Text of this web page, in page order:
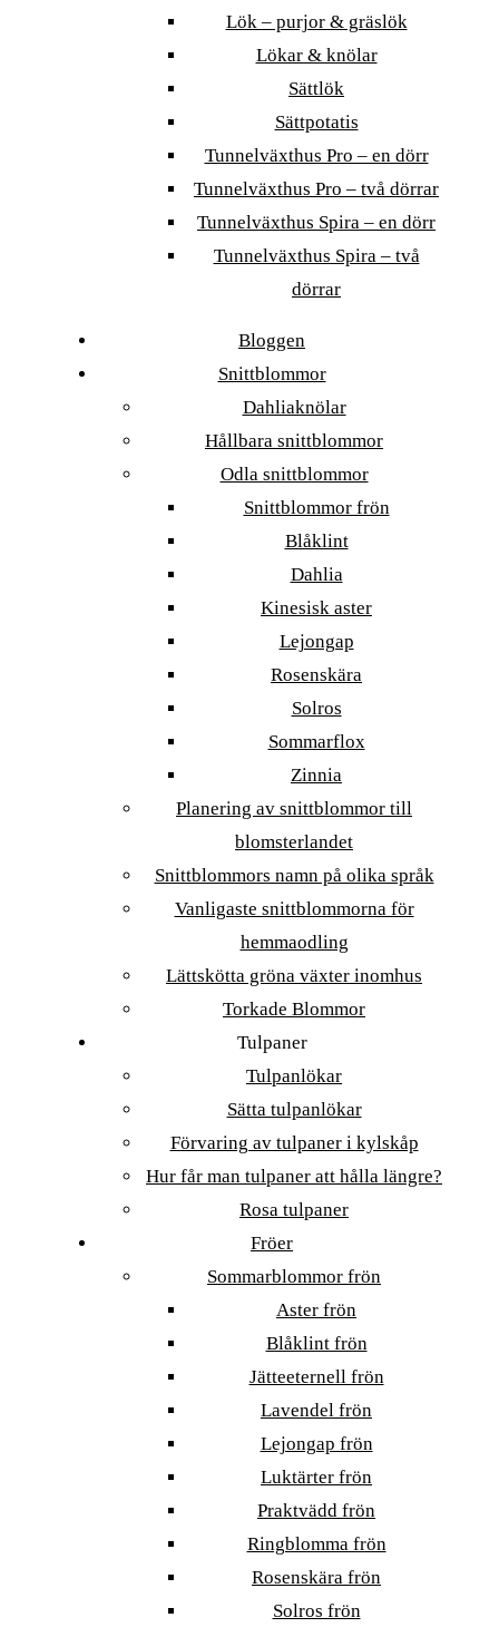
Lök – purjor & gräslök
Lökar & knölar
Sättlök
Sättpotatis
Tunnelväxthus Pro – en dörr
Tunnelväxthus Pro – två dörrar
Tunnelväxthus Spira – en dörr
Tunnelväxthus Spira – två
dörrar
Bloggen
Snittblommor
Dahliaknölar
Hållbara snittblommor
Odla snittblommor
Snittblommor frön
Blåklint
Dahlia
Kinesisk aster
Lejongap
Rosenskära
Solros
Sommarflox
Zinnia
Planering av snittblommor till
blomsterlandet
Snittblommors namn på olika språk
Vanligaste snittblommorna för
hemmaodling
Lättskötta gröna växter inomhus
Torkade Blommor
Tulpaner
Tulpanlökar
Sätta tulpanlökar
Förvaring av tulpaner i kylskåp
Hur får man tulpaner att hålla längre?
Rosa tulpaner
Fröer
Sommarblommor frön
Aster frön
Blåklint frön
Jätteeternell frön
Lavendel frön
Lejongap frön
Luktärter frön
Praktvädd frön
Ringblomma frön
Rosenskära frön
Solros frön